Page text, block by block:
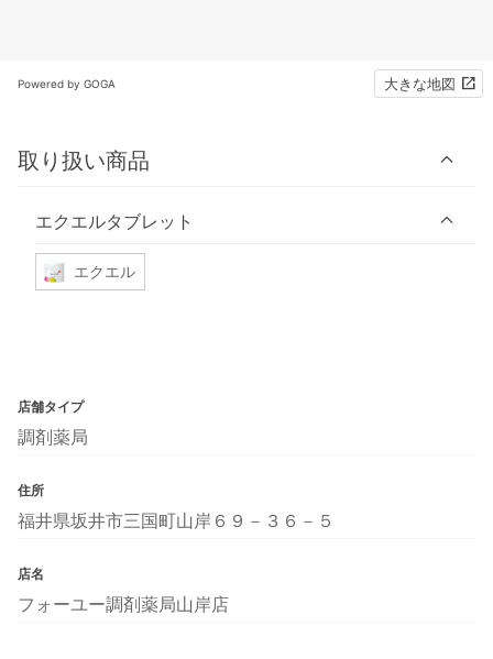
Powered by GOGA 大きな地図
取り扱い商品
エクエルタブレット
エクエル
店舗タイプ
調剤薬局
住所
福井県坂井市三国町山岸６９－３６－５
店名
フォーユー調剤薬局山岸店